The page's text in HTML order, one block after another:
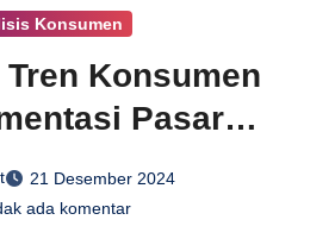
Konsumen
Konsumen
Pasar
Efektif
21 Desember 2024
ada komentar